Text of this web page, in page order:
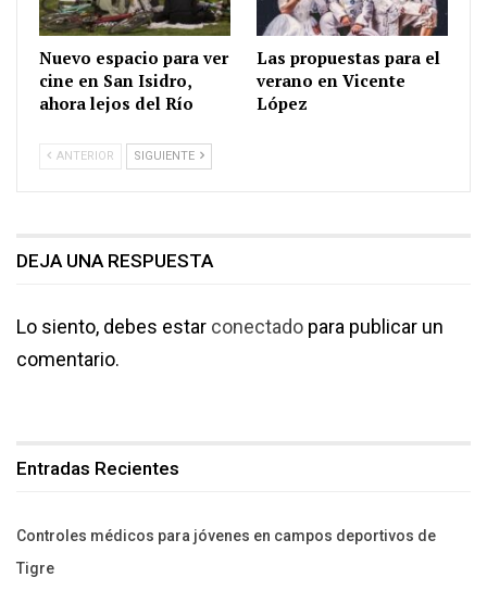
Nuevo espacio para ver
cine en San Isidro,
ahora lejos del Río
Las propuestas para el
verano en Vicente
López
ANTERIOR SIGUIENTE
DEJA UNA RESPUESTA
Lo siento, debes estar conectado para publicar un
comentario.
Entradas Recientes
Controles médicos para jóvenes en campos deportivos de
Tigre